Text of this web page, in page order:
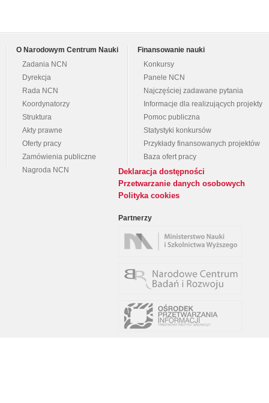
O Narodowym Centrum Nauki
Zadania NCN
Dyrekcja
Rada NCN
Koordynatorzy
Struktura
Akty prawne
Oferty pracy
Zamówienia publiczne
Nagroda NCN
Finansowanie nauki
Konkursy
Panele NCN
Najczęściej zadawane pytania
Informacje dla realizujących projekty
Pomoc publiczna
Statystyki konkursów
Przykłady finansowanych projektów
Baza ofert pracy
Deklaracja dostępności
Przetwarzanie danych osobowych
Polityka cookies
Partnerzy